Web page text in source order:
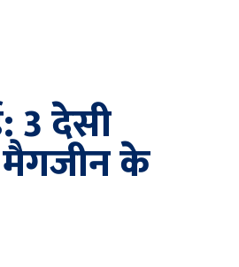
3 देसी
मैगजीन के